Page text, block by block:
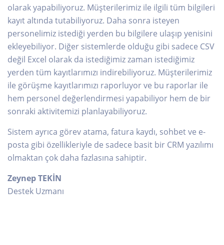
olarak yapabiliyoruz. Müşterilerimiz ile ilgili tüm bilgileri
kayıt altında tutabiliyoruz. Daha sonra isteyen
personelimiz istediği yerden bu bilgilere ulaşıp yenisini
ekleyebiliyor. Diğer sistemlerde olduğu gibi sadece CSV
değil Excel olarak da istediğimiz zaman istediğimiz
yerden tüm kayıtlarımızı indirebiliyoruz. Müşterilerimiz
ile görüşme kayıtlarımızı raporluyor ve bu raporlar ile
hem personel değerlendirmesi yapabiliyor hem de bir
sonraki aktivitemizi planlayabiliyoruz.
Sistem ayrıca görev atama, fatura kaydı, sohbet ve e-
posta gibi özellikleriyle de sadece basit bir CRM yazılımı
olmaktan çok daha fazlasına sahiptir.
Zeynep TEKİN
Destek Uzmanı